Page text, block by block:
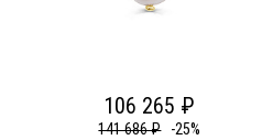
106 265 ₽
141 686 ₽ -25%